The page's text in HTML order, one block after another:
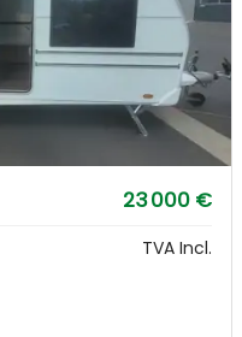
23 000 €
TVA Incl.